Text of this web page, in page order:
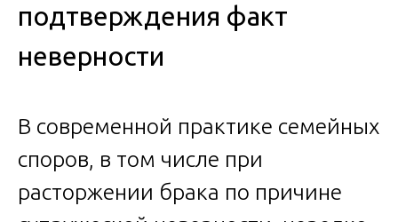
подтверждения факт
неверности
В современной практике семейных
споров, в том числе при
расторжении брака по причине